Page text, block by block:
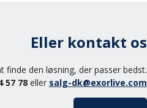
Eller kontakt os
den løsning, der passer bedst.
57 78 eller salg-dk@exorlive.com